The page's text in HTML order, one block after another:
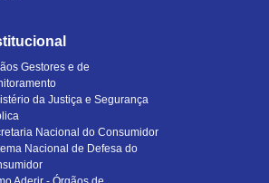
Gestores e de
da Justiça e Segurança
Nacional do Consumidor
Nacional de Defesa do